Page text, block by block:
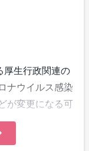
生行政関連の
ナウイルス感染
が変更になる可